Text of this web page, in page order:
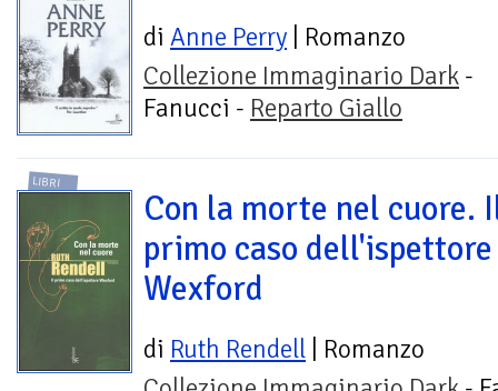
di Anne Perry | Romanzo
Collezione Immaginario Dark -
Fanucci - Reparto Giallo
LIBRI
Con la morte nel cuore.
primo caso dell'ispettore
Wexford
di Ruth Rendell | Romanzo